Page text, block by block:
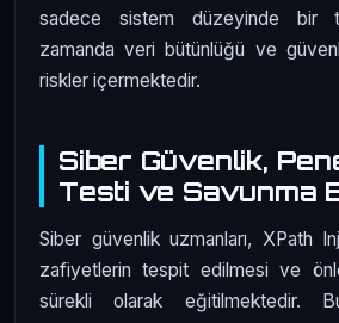
sadece sistem düzeyinde bir
zamanda veri bütünlüğü ve
riskler içermektedir.
Siber Güvenlik,
Testi ve Savunma
Siber güvenlik uzmanları, XPath
zafiyetlerin tespit edilmesi ve
sürekli olarak eğitilmektedir.